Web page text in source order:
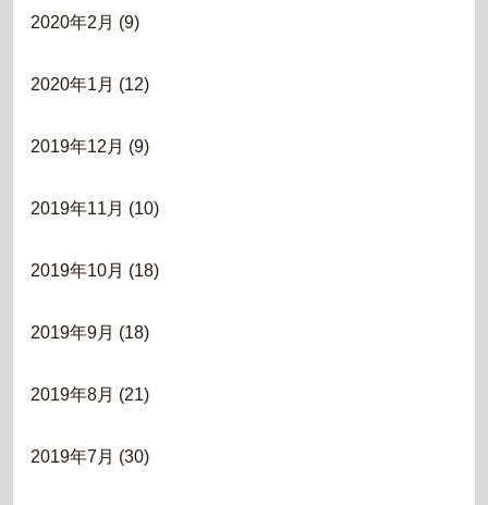
2020年2月 (9)
2020年1月 (12)
2019年12月 (9)
2019年11月 (10)
2019年10月 (18)
2019年9月 (18)
2019年8月 (21)
2019年7月 (30)